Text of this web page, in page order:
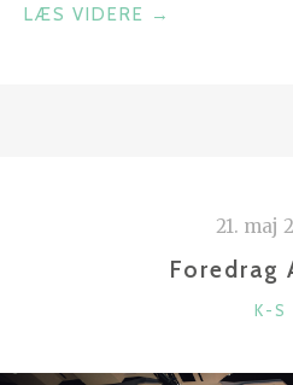
LÆS VIDERE
“MISTRAL
→
21. maj
Foredrag
K-S